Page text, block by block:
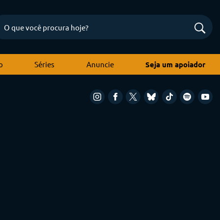
Séries Anuncie Seja um apoiador